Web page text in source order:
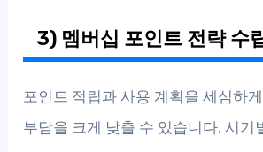
3) 멤버십 포인트 전략 수
포인트 적립과 사용 계획을 세심하
부담을 크게 낮출 수 있습니다. 시기